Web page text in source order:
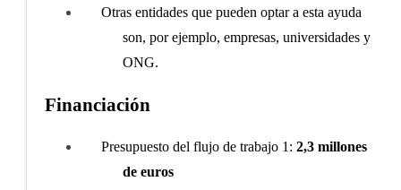
Otras entidades que pueden optar a esta ayuda
son, por ejemplo, empresas, universidades y
ONG.
Financiación
Presupuesto del flujo de trabajo 1:2,3 millones
de euros